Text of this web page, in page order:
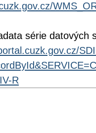
série datových
R